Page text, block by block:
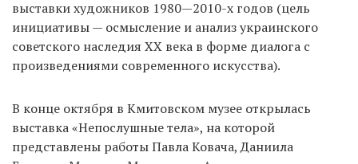
выставки художников 1980—2010-х годов (цель
инициативы — осмысление и анализ украинского
советского наследия ХХ века в форме диалога с
произведениями современного искусства).
В конце октября в Кмитовском музее открылась
выставка «Непослушные тела», на которой
представлены работы Павла Ковача, Даниила